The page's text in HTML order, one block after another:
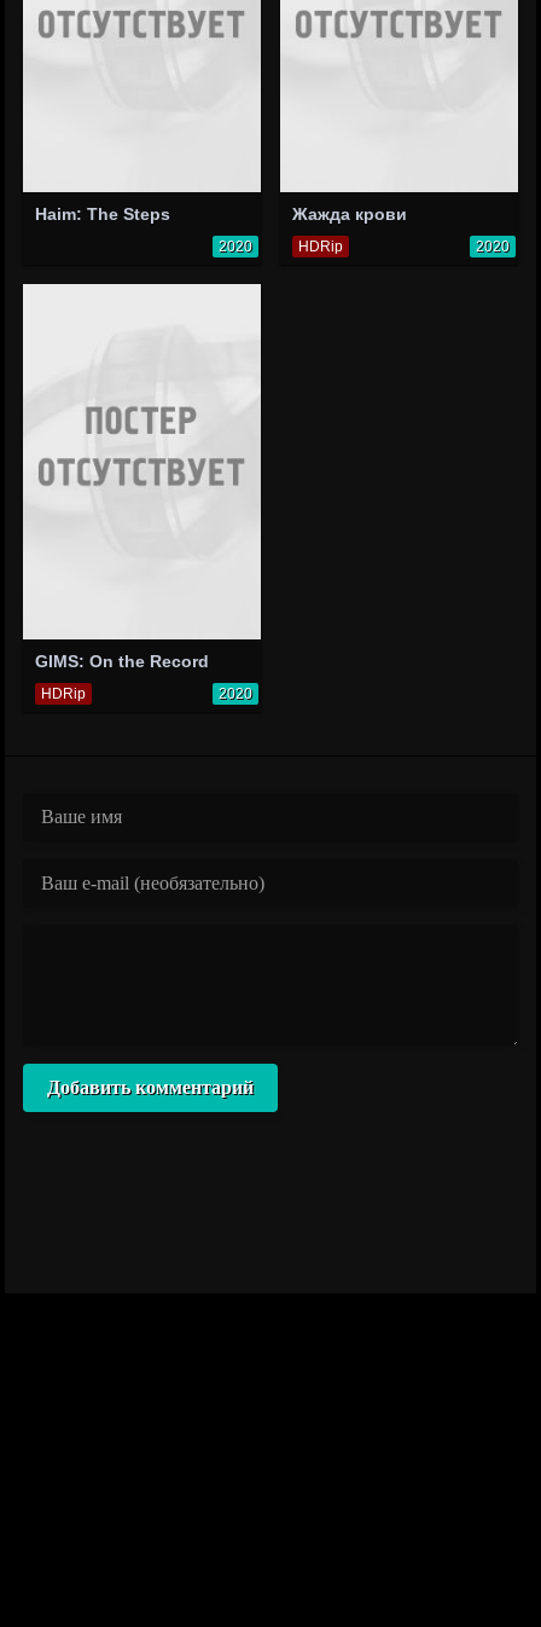
Haim: The Steps
2020
Жажда крови
HDRip 2020
GIMS: On the Record
HDRip 2020
Добавить комментарий